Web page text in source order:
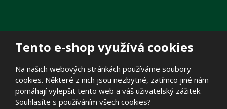
Tento e-shop využívá cookies
Na našich webových stránkách používáme soubory
cookies. Některé z nich jsou nezbytné, zatímco jiné nám
pomáhají vylepšit tento web a váš uživatelský zážitek.
Souhlasíte s používáním všech cookies?
Prohlášení o přístupnosti |Mapa stránek |Zásady zpracování
osobních údajů|Politika cookies
VYROBILA
E
B
R